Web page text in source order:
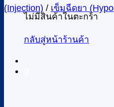
ไม่มีสินค้าในตะกร้า
กลับสู่หน้าร้านค้า
(Injection) / เข็มฉีดยา